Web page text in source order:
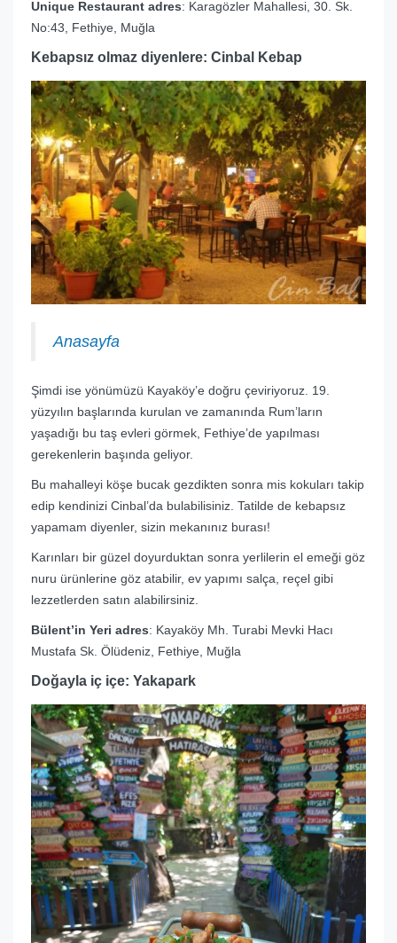
Unique Restaurant adres: Karagözler Mahallesi, 30. Sk.
No:43, Fethiye, Muğla
Kebapsız olmaz diyenlere: Cinbal Kebap
Anasayfa
Şimdi ise yönümüzü Kayaköy’e doğru çeviriyoruz. 19.
yüzyılın başlarında kurulan ve zamanında Rum’ların
yaşadığı bu taş evleri görmek, Fethiye’de yapılması
gerekenlerin başında geliyor.
Bu mahalleyi köşe bucak gezdikten sonra mis kokuları takip
edip kendinizi Cinbal’da bulabilisiniz. Tatilde de kebapsız
yapamam diyenler, sizin mekanınız burası!
Karınları bir güzel doyurduktan sonra yerlilerin el emeği göz
nuru ürünlerine göz atabilir, ev yapımı salça, reçel gibi
lezzetlerden satın alabilirsiniz.
Bülent’in Yeri adres: Kayaköy Mh. Turabi Mevki Hacı
Mustafa Sk. Ölüdeniz, Fethiye, Muğla
Doğayla iç içe: Yakapark